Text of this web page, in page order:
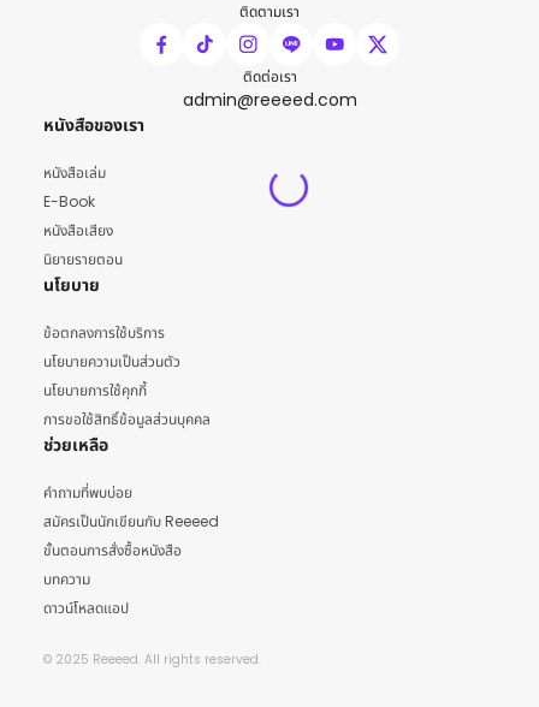
ติดตามเรา
ติดต่อเรา
admin@reeeed.com
หนังสือของเรา
หนังสือเล่ม
E-Book
หนังสือเสียง
นิยายรายตอน
นโยบาย
ข้อตกลงการใช้บริการ
นโยบายความเป็นส่วนตัว
นโยบายการใช้คุกกี้
การขอใช้สิทธิ์ข้อมูลส่วนบุคคล
ช่วยเหลือ
คำถามที่พบบ่อย
สมัครเป็นนักเขียนกับ Reeeed
ขั้นตอนการสั่งซื้อหนังสือ
บทความ
ดาวน์โหลดแอป
© 2025 Reeeed. All rights reserved.